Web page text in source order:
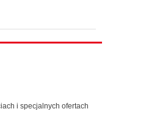
i specjalnych ofertach